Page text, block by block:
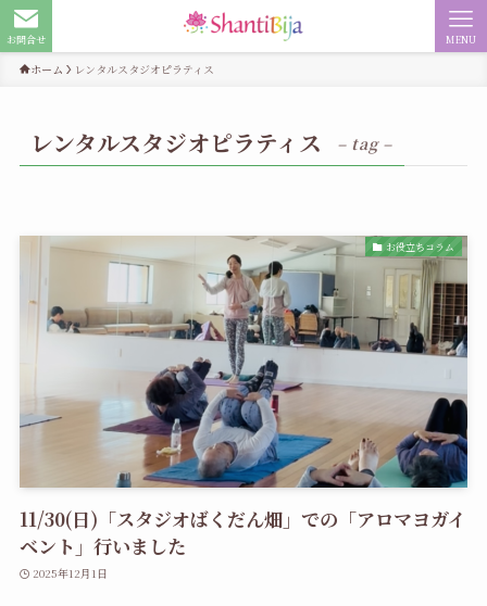
お問合せ MENU
ホーム レンタルスタジオピラティス
レンタルスタジオピラティス – tag –
お役立ちコラム
11/30(日)「スタジオばくだん畑」での「アロマヨガイ
ベント」行いました
2025年12月1日